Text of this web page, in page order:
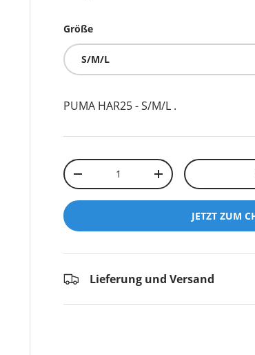
Größe
S/M/L
PUMA HAR25 - S/M/L .
Anzahl
-
+
JETZT ZUM
Lieferung und Versand